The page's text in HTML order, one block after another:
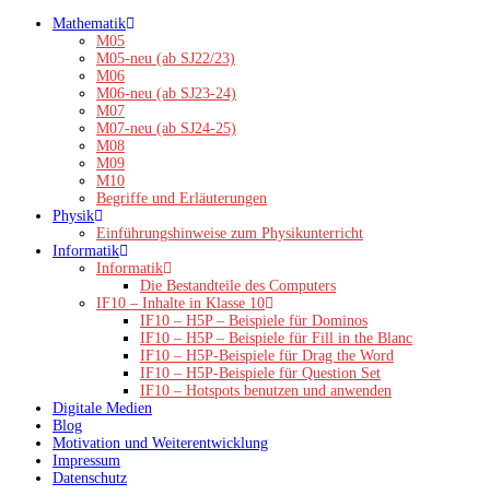
Zum
Mathematik
M05
M05-neu (ab SJ22/23)
M06
M06-neu (ab SJ23-24)
M07
M07-neu (ab SJ24-25)
M08
M09
M10
Begriffe und Erläuterungen
Physik
Einführungshinweise zum Physikunterricht
Informatik
Informatik
Die Bestandteile des Computers
IF10 – Inhalte in Klasse 10
IF10 – H5P – Beispiele für Dominos
IF10 – H5P – Beispiele für Fill in the Blanc
IF10 – H5P-Beispiele für Drag the Word
IF10 – H5P-Beispiele für Question Set
IF10 – Hotspots benutzen und anwenden
Digitale Medien
Blog
Motivation und Weiterentwicklung
Impressum
Datenschutz